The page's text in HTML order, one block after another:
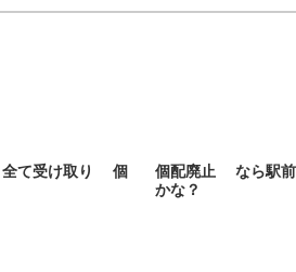
て受け取り 個
個配廃止 なら駅
かな？